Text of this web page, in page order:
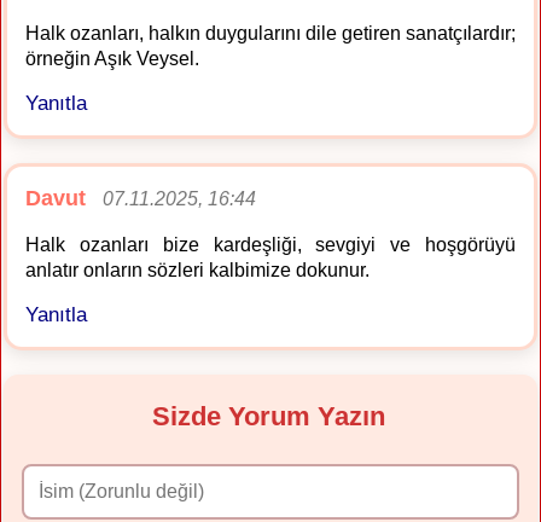
Halk ozanları, halkın duygularını dile getiren sanatçılardır;
örneğin Aşık Veysel.
Yanıtla
Davut 07.11.2025, 16:44
Halk ozanları bize kardeşliği, sevgiyi ve hoşgörüyü
anlatır onların sözleri kalbimize dokunur.
Yanıtla
Sizde Yorum Yazın